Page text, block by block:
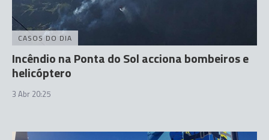
CASOS DO DIA
Incêndio na Ponta do Sol acciona bombeiros e
helicóptero
3 Abr 20:25